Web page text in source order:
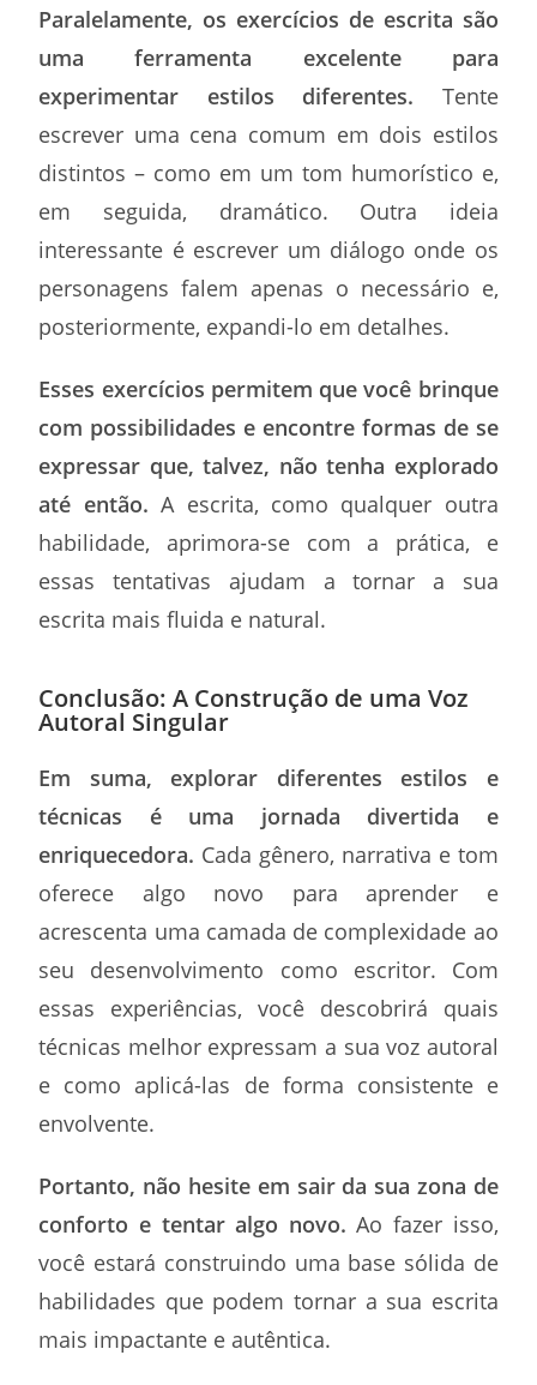
Paralelamente, os exercícios de escrita são
uma ferramenta excelente para
experimentar estilos diferentes. Tente
escrever uma cena comum em dois estilos
distintos – como em um tom humorístico e,
em seguida, dramático. Outra ideia
interessante é escrever um diálogo onde os
personagens falem apenas o necessário e,
posteriormente, expandi-lo em detalhes.
Esses exercícios permitem que você brinque
com possibilidades e encontre formas de se
expressar que, talvez, não tenha explorado
até então. A escrita, como qualquer outra
habilidade, aprimora-se com a prática, e
essas tentativas ajudam a tornar a sua
escrita mais fluida e natural.
Conclusão: A Construção de uma Voz
Autoral Singular
Em suma, explorar diferentes estilos e
técnicas é uma jornada divertida e
enriquecedora. Cada gênero, narrativa e tom
oferece algo novo para aprender e
acrescenta uma camada de complexidade ao
seu desenvolvimento como escritor. Com
essas experiências, você descobrirá quais
técnicas melhor expressam a sua voz autoral
e como aplicá-las de forma consistente e
envolvente.
Portanto, não hesite em sair da sua zona de
conforto e tentar algo novo. Ao fazer isso,
você estará construindo uma base sólida de
habilidades que podem tornar a sua escrita
mais impactante e autêntica.